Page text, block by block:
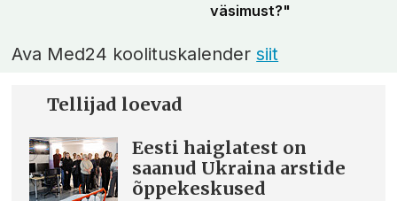
väsimust?"
Ava Med24 koolituskalendersiit
Tellijad loevad
Eesti haiglatest on
saanud Ukraina arstide
õppekeskused